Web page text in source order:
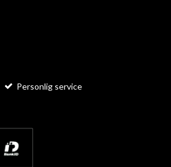
Personlig service